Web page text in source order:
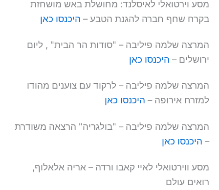
מסע וירטואלי לאיסלנד: מחושלת באש מושחזת
בקרח שחף חברה להגנת הטבע – היכנסו כאן
המרצה שלמה פיליבה – "סודות הר הבית" , ליום
ירושלים – היכנסו כאן
המרצה שלמה פיליבה – לרקוד עם צוענים מהודו
למזרח אירופה – היכנסו כאן
המרצה שלמה פיליבה – "בולגריה" הרצאה משודרת
– היכנסו כאן
מסע ווירטואלי לאיי קאבו ורדה – אריה אלאלוף,
רואים עולם